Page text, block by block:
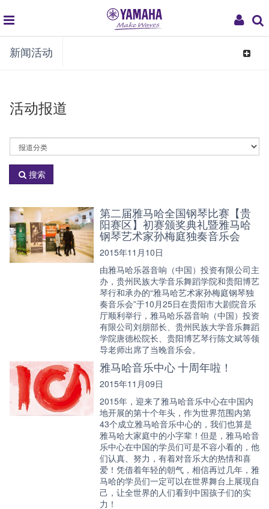
My
global
navigation
新闻活动
Toggle
活动报道
活
动
分
搜索
第二届雅马哈全国钢琴比赛【贵
阳赛区】初赛颁奖典礼暨雅马哈
钢琴艺术家孙梅庭独奏音乐会
2015年11月10日
由雅马哈乐器音响（中国）投资有限公司主
办，贵州民族大学音乐舞蹈学院和贵阳博艺
琴行和承办的“雅马哈艺术家孙梅庭钢琴独
奏音乐会”于10月25日在贵阳市大剧院音乐
厅顺利举行，雅马哈乐器音响（中国）投资
有限公司刘朋部长、贵州民族大学音乐舞蹈
学院唐德松院长、贵阳博艺琴行陈文斌等领
导老师出席了当晚音乐会。
雅马哈音乐中心 十周年啦！
2015年11月09日
2015年，迎来了雅马哈音乐中心在中国内
地开展的第十个年头，作为世界范围内第
43个成立雅马哈音乐中心的，我们也算是
雅马哈大家庭中的小字辈！但是，雅马哈音
乐中心在中国的学员们可是不容小看的，他
们认真、努力，有着对音乐大的热情和喜
爱！凭借着年轻的朝气，相信再过几年，雅
马哈的学员们一定可以在世界舞台上展现自
己，让全世界的人们看到中国孩子们的实
力！